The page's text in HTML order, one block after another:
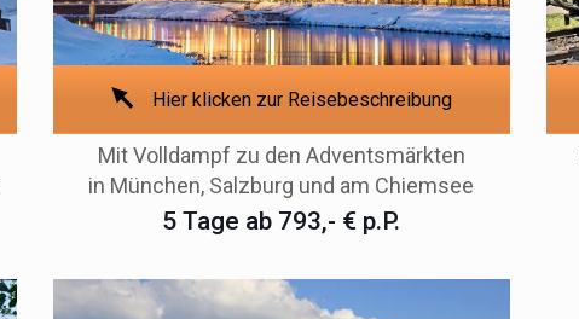
Hier klicken zur Reisebeschreibung
Mit Volldampf zu den Adventsmärkten
in München, Salzburg und am Chiemsee
5 Tage ab 793,- € p.P.